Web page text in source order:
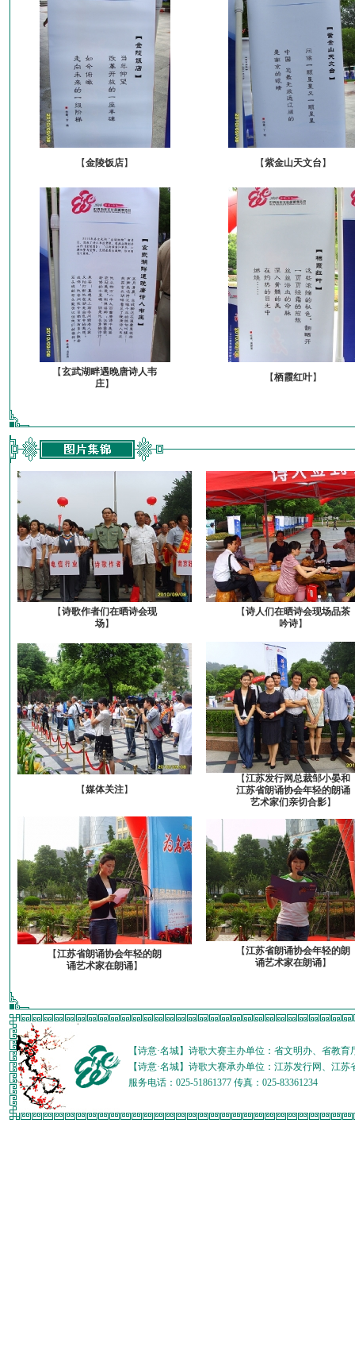
【金陵饭店】 【紫金山天文台】
【玄武湖畔遇晚唐诗人韦
庄】
【栖霞红叶】
【诗歌作者们在晒诗会现
场】
【诗人们在晒诗会现场品茶
吟诗】
【媒体关注】
【江苏发行网总裁邹小晏和
江苏省朗诵协会年轻的朗诵
艺术家们亲切合影】
【江苏省朗诵协会年轻的朗
诵艺术家在朗诵】
【江苏省朗诵协会年轻的朗
诵艺术家在朗诵】
【诗意·名城】诗歌大赛主办单位：省文明办、省教
【诗意·名城】诗歌大赛承办单位：江苏发行网、江
服务电话：025-51861377 传真：025-83361234